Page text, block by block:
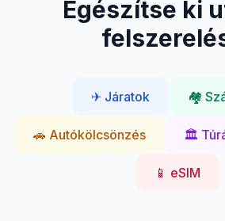
Egészítse ki
✈ Járatok 🏘
🚗 Autókölcsönzés 🏛
📱 eSIM